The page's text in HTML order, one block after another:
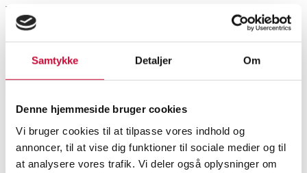
Samtykke Detaljer Om
Denne hjemmeside bruger cookies
Vi bruger cookies til at tilpasse vores indhold og
annoncer, til at vise dig funktioner til sociale medier og til
at analysere vores trafik. Vi deler også oplysninger om
Øvrige glas, porcelæn og keramik
Royal Copenhagen / Kongeligt
Porcelæn m.m. Samling Tunna
stel, glasbesætning m/ vinglas
m.m. (89)
SHOWROOMVURDERINGVARENUMMER